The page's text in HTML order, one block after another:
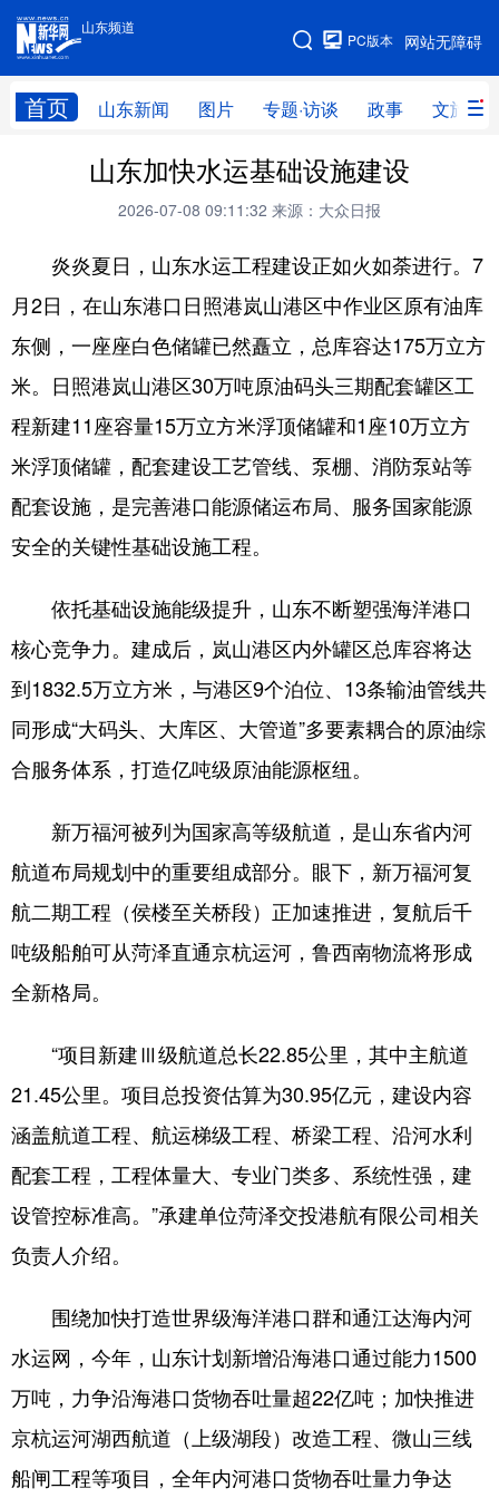
山东频道
网站无障碍
PC版本
首页 山东新闻 图片 专题·访谈 政事 文旅
手机版
网站地图
学习进行时 高层 时政
财经 网评
台湾 思客智库 全球连线 教育
科技 科普 体育 文化
健康 军事 访谈 视频
图片 中央文件 金融 汽车
溯源中国 城市 旅游 能源
会展 彩票
亚太网 上市公司 投教基地
地方频道
首页 山东新闻 图片
文旅 社会民生 山东产经
文娱 融媒秀 地市 科教
健康 微视齐鲁
多语种频道
English Español Français عربى
Русский язык 日本語 한국어
Deutsch Português
山东加快水运基础设施建设
2026-07-08 09:11:32 来源：大众日报
炎炎夏日，山东水运工程建设正如火如荼进行。7
月2日，在山东港口日照港岚山港区中作业区原有油库
东侧，一座座白色储罐已然矗立，总库容达175万立方
米。日照港岚山港区30万吨原油码头三期配套罐区工
程新建11座容量15万立方米浮顶储罐和1座10万立方
米浮顶储罐，配套建设工艺管线、泵棚、消防泵站等
配套设施，是完善港口能源储运布局、服务国家能源
安全的关键性基础设施工程。
依托基础设施能级提升，山东不断塑强海洋港口
核心竞争力。建成后，岚山港区内外罐区总库容将达
到1832.5万立方米，与港区9个泊位、13条输油管线共
同形成“大码头、大库区、大管道”多要素耦合的原油综
合服务体系，打造亿吨级原油能源枢纽。
新万福河被列为国家高等级航道，是山东省内河
航道布局规划中的重要组成部分。眼下，新万福河复
航二期工程（侯楼至关桥段）正加速推进，复航后千
吨级船舶可从菏泽直通京杭运河，鲁西南物流将形成
全新格局。
“项目新建Ⅲ级航道总长22.85公里，其中主航道
21.45公里。项目总投资估算为30.95亿元，建设内容
涵盖航道工程、航运梯级工程、桥梁工程、沿河水利
配套工程，工程体量大、专业门类多、系统性强，建
设管控标准高。”承建单位菏泽交投港航有限公司相关
负责人介绍。
围绕加快打造世界级海洋港口群和通江达海内河
水运网，今年，山东计划新增沿海港口通过能力1500
万吨，力争沿海港口货物吞吐量超22亿吨；加快推进
京杭运河湖西航道（上级湖段）改造工程、微山三线
船闸工程等项目，全年内河港口货物吞吐量力争达